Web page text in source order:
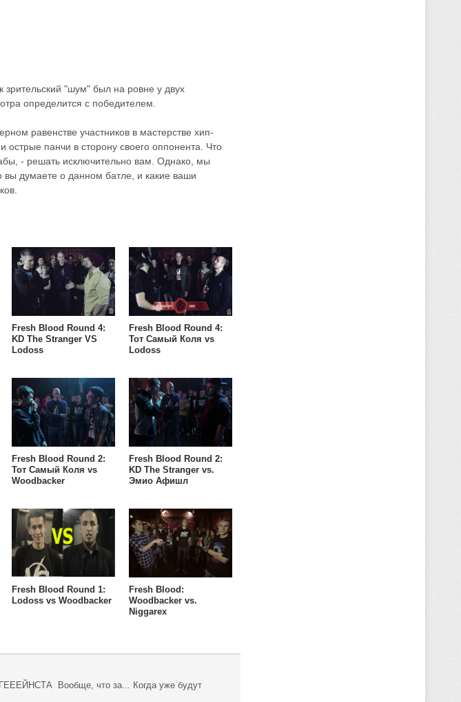
зрительский "шум" был на ровне у двух
определится с победителем.
равенстве участников в мастерстве хип-
панчи в сторону своего оппонента. Что
- решать исключительно вам. Однако, мы
думаете о данном батле, и какие ваши
Fresh Blood Round 4:
KD The Stranger VS
Lodoss
Fresh Blood Round 4:
Тот Самый Коля vs
Lodoss
Fresh Blood Round 2:
Тот Самый Коля vs
Woodbacker
Fresh Blood Round 2:
KD The Stranger vs.
Эмио Афишл
Fresh Blood Round 1:
Lodoss vs Woodbacker
Fresh Blood:
Woodbacker vs.
Niggarex
ГЕЕЕЙНСТА Вообще, что за... Когда уже будут